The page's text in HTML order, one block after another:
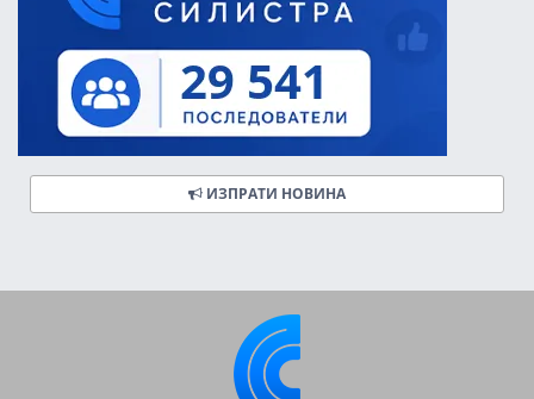
ИЗПРАТИ НОВИНА